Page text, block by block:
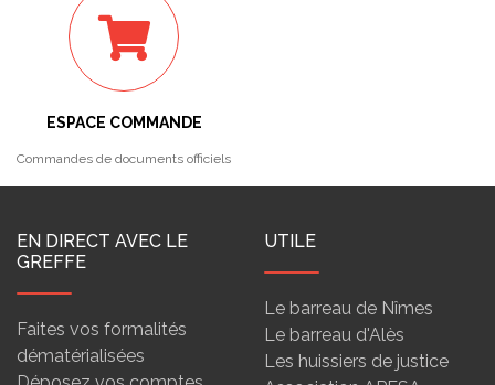
ESPACE COMMANDE
Commandes de documents officiels
EN DIRECT AVEC LE
GREFFE
Faites vos formalités
dématérialisées
UTILE
Le barreau de Nîmes
Le barreau d'Alès
Les huissiers de justice